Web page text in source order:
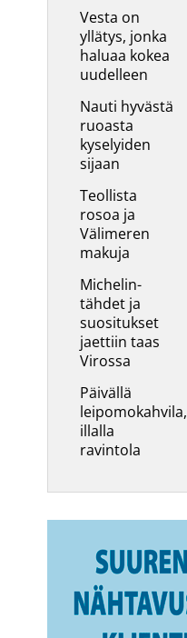
Vesta on
yllätys, jonka
haluaa kokea
uudelleen
Nauti hyvästä
ruoasta
kyselyiden
sijaan
Teollista
rosoa ja
Välimeren
makuja
Michelin-
tähdet ja
suositukset
jaettiin taas
Virossa
Päivällä
leipomokahvila,
illalla
ravintola